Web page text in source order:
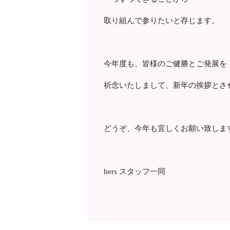
取り組んで参りたいと存じます。
今年度も、皆様のご健勝とご発展を
祈念いたしまして、新年の挨拶とさ
どうぞ、今年も宜しくお願い致しま
hers スタッフ一同